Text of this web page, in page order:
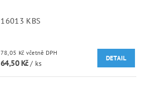
16013 KBS
78,05 Kč včetně DPH
64,50 Kč/ ks
DETAIL